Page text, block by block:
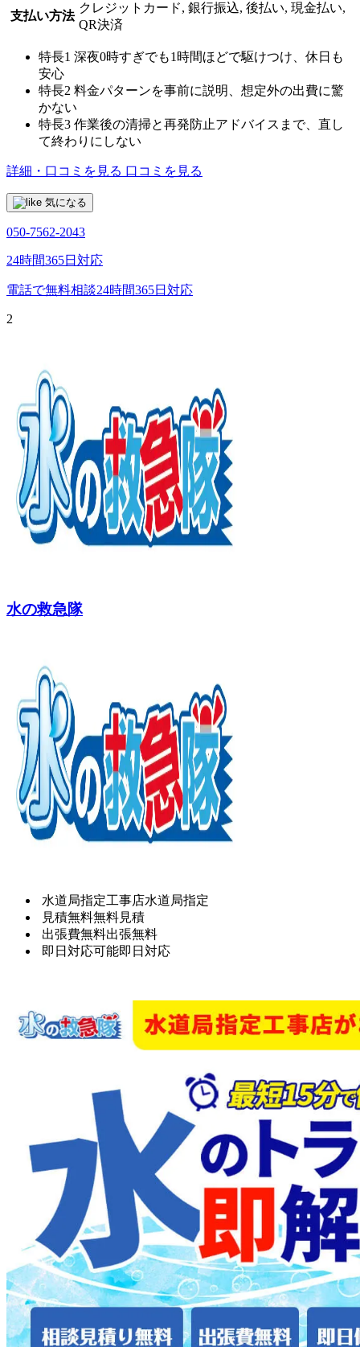
支払い方法
クレジットカード, 銀行振込, 後払い, 現金払い,
QR決済
特長1 深夜0時すぎでも1時間ほどで駆けつけ、休日も
安心
特長2 料金パターンを事前に説明、想定外の出費に驚
かない
特長3 作業後の清掃と再発防止アドバイスまで、直し
て終わりにしない
詳細・口コミを見る 口コミを見る
気になる
050-7562-2043
24時間365日対応
電話で無料相談24時間365日対応
2
水の救急隊
水道局指定工事店水道局指定
見積無料無料見積
出張費無料出張無料
即日対応可能即日対応